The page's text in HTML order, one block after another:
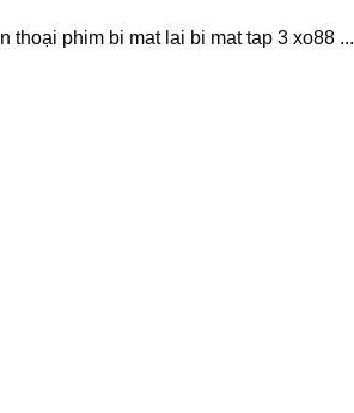
thoại phim bi mat lai bi mat tap 3 xo88 ...